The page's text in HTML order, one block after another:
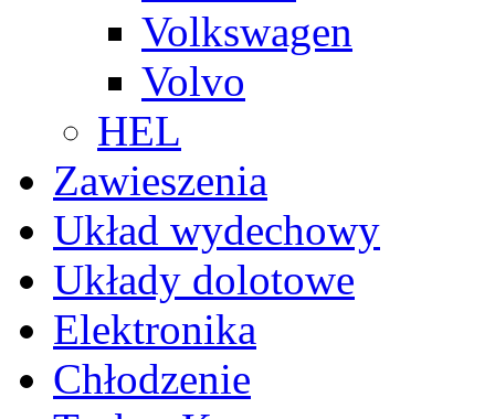
Volkswagen
Volvo
HEL
Zawieszenia
Układ wydechowy
Układy dolotowe
Elektronika
Chłodzenie